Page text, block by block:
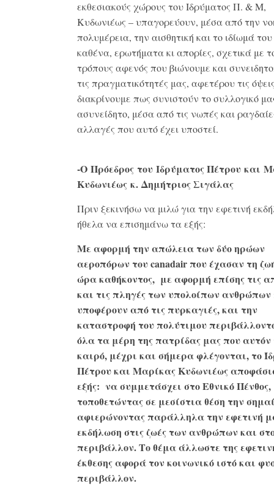
εκθεσιακούς χώρους του Ιδρύματος Π. & Μ,
Κυδωνιέως – υπαγορεύουν, μέσα από την
πολυμέρεια, την αισθητική και το ιδίωμά
καθένα, ερωτήματα κι απορίες, σχετικά με
τρόπους αφενός που βιώνουμε και
τις πραγματικότητές μας, αφετέρου τις
διακρίνουμε πως συνιστούν το συλλογικό
ασυνείδητο, μέσα από τις νωπές και
αλλαγές που αυτό έχει υποστεί.
-Ο Πρόεδρος του Ιδρύματος Πέτρου και
Κυδωνιέως κ. Δημήτριος Σιγάλας
Πριν ξεκινήσω να μιλώ για την εφετινή
ήθελα να επισημάνω τα εξής:
Με αφορμή την απώλεια των δύο ηρώων
αεροπόρων του canadair που έχασαν τη
ώρα καθήκοντος, με αφορμή επίσης τις
και τις πληγές των υπολοίπων ανθρώπων
υποφέρουν από τις πυρκαγιές, και την
καταστροφή του πολύτιμου
όλα τα μέρη της πατρίδας μας που αυτόν
καιρό, μέχρι και σήμερα φλέγονται, το
Πέτρου και Μαρίκας Κυδωνιέως
εξής: να συμμετάσχει στο Εθνικό Πένθος,
τοποθετώντας σε μεσίστια θέση την
αφιερώνοντας παράλληλα την εφετινή
εκδήλωση στις ζωές των ανθρώπων και
περιβάλλον. Το θέμα άλλωστε της
έκθεσης αφορά τον κοινωνικό ιστό και
περιβάλλον.